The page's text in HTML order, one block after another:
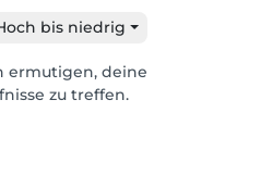
bis niedrig
ermutigen, deine
zu treffen.